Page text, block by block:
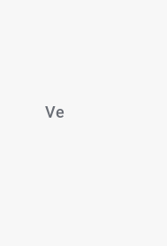
Veranstaltungen